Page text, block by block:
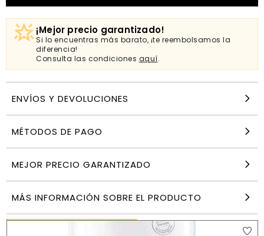
¡Mejor precio garantizado!
Si lo encuentras más barato, ¡te reembolsamos la
diferencia!
Consulta las condiciones aquí.
ENVÍOS Y DEVOLUCIONES
MÉTODOS DE PAGO
MEJOR PRECIO GARANTIZADO
MÁS INFORMACIÓN SOBRE EL PRODUCTO
26,17€
AÑADIR
PRODUCTOS SIMILARES